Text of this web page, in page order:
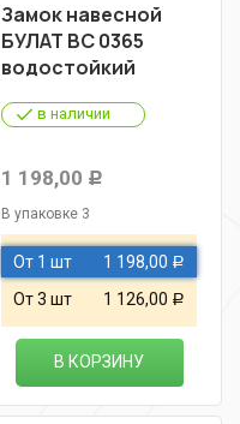
Замок навесной
БУЛАТ ВС 0365
водостойкий
в наличии
1 198,00 Р
В упаковке 3
От 1 шт 1 198,00 Р
От 3 шт 1 126,00 Р
В КОРЗИНУ